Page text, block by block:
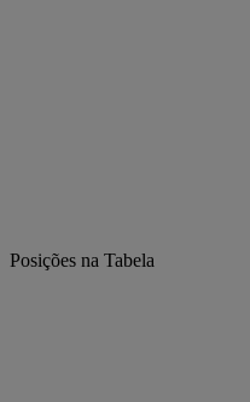
Posições na Tabela